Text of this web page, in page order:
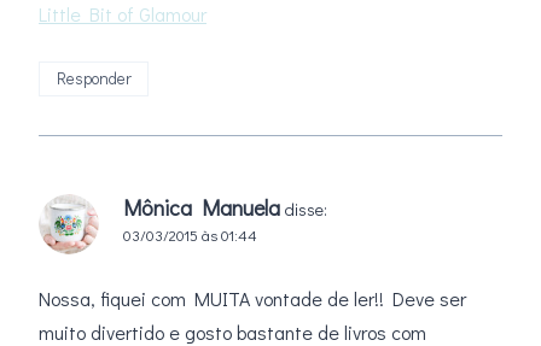
Little Bit of Glamour
Responder
Mônica Manuela disse:
03/03/2015 às 01:44
Nossa, fiquei com MUITA vontade de ler!! Deve ser
muito divertido e gosto bastante de livros com